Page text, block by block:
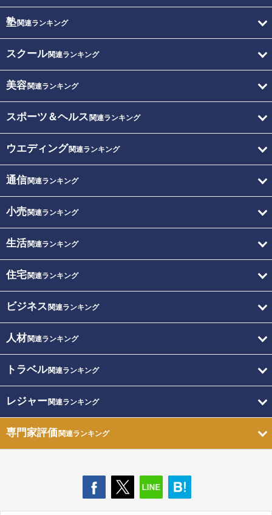
塾関連ランキング
スクール関連ランキング
美容関連ランキング
スポーツ＆ヘルス 関連ランキング
ウエディング関連ランキング
通信関連ランキング
小売関連ランキング
生活関連ランキング
住宅関連ランキング
ビジネス 関連ランキング
人材関連ランキング
トラベル関連ランキング
レジャー関連ランキング
専門家評価関連ランキング